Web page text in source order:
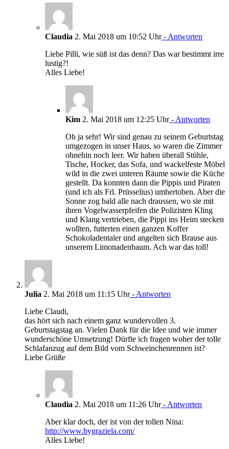
Claudia 2. Mai 2018 um 10:52 Uhr- Antworten
Liebe Pilli, wie süß ist das denn? Das war bestimmt irre
lustig?!
Alles Liebe!
Kim 2. Mai 2018 um 12:25 Uhr- Antworten
Oh ja sehr! Wir sind genau zu seinem Geburtstag
umgezogen in unser Haus, so waren die Zimmer
ohnehin noch leer. Wir haben überall Stühle,
Tische, Hocker, das Sofa, und wackelfeste Möbel
wild in die zwei unteren Räume sowie die Küche
gestellt. Da konnten dann die Pippis und Piraten
(und ich als Frl. Prüsselius) umhertoben. Aber die
Sonne zog bald alle nach draussen, wo sie mit
ihren Vogelwasserpfeifen die Polizisten Kling
und Klang vertrieben, die Pippi ins Heim stecken
wollten, futterten einen ganzen Koffer
Schokoladentaler und angelten sich Brause aus
unserem Limonadenbaum. Ach war das toll!
Julia 2. Mai 2018 um 11:15 Uhr- Antworten
Liebe Claudi,
das hört sich nach einem ganz wundervollen 3.
Geburtstagstag an. Vielen Dank für die Idee und wie immer
wunderschöne Umsetzung! Dürfte ich fragen woher der tolle
Schlafanzug auf dem Bild vom Schweinchenrennen ist?
Liebe Grüße
Claudia 2. Mai 2018 um 11:26 Uhr- Antworten
Aber klar doch, der ist von der tollen Nina:
http://www.bygraziela.com/
Alles Liebe!